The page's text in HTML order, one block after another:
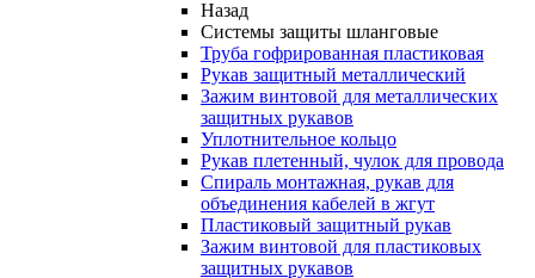
Назад
Системы защиты шланговые
Труба гофрированная пластиковая
Рукав защитный металлический
Зажим винтовой для металлических
защитных рукавов
Уплотнительное кольцо
Рукав плетенный, чулок для провода
Спираль монтажная, рукав для
объединения кабелей в жгут
Пластиковый защитный рукав
Зажим винтовой для пластиковых
защитных рукавов